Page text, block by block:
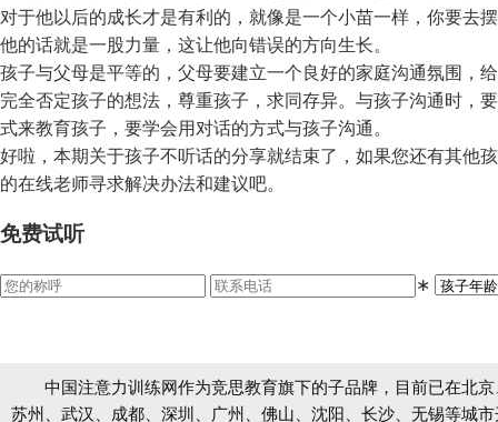
对于他以后的成长才是有利的，就像是一个小苗一样，你要去
他的话就是一股力量，这让他向错误的方向生长。
孩子与父母是平等的，父母要建立一个良好的家庭沟通氛围，
完全否定孩子的想法，尊重孩子，求同存异。与孩子沟通时，
式来教育孩子，要学会用对话的方式与孩子沟通。
好啦，本期关于孩子不听话的分享就结束了，如果您还有其他
的在线老师寻求解决办法和建议吧。
免费试听
∗
中国注意力训练网作为竞思教育旗下的子品牌，目前已在北
苏州、武汉、成都、深圳、广州、佛山、沈阳、长沙、无锡等城